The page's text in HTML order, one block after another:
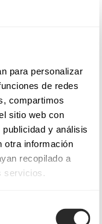
para personalizar
de redes
compartimos
sitio web con
y análisis
otra información
recopilado a
servicios.